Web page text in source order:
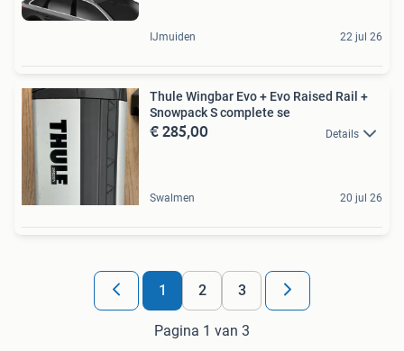
IJmuiden 22 jul 26
Thule Wingbar Evo + Evo Raised Rail +
Snowpack S complete se
€ 285,00 Details
Swalmen 20 jul 26
1 2 3
Pagina 1 van 3